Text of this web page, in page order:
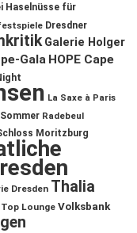
Haselnüsse für
Dresdner
Galerie Holger
Gala HOPE Cape
La Saxe à Paris
Radebeul
Moritzburg
Dresden Thalia
Top Lounge Volksbank